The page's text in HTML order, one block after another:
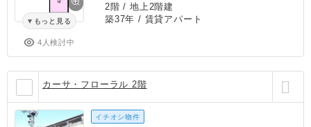
もっと見る
4人検討中
2階 / 地上2階建
築37年 / 賃貸アパート
カーサ・フローラル 2階
イチオシ物件